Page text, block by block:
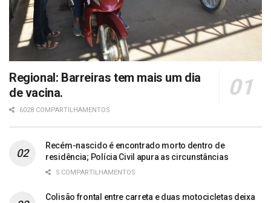
Regional: Barreiras tem mais um dia
de vacina.
6028 COMPARTILHAMENTOS
Recém-nascido é encontrado morto dentro de
residência; Polícia Civil apura as circunstâncias
5 COMPARTILHAMENTOS
Colisão frontal entre carreta e duas motocicletas deixa